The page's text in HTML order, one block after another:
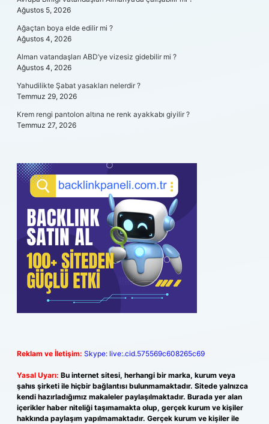
Ağustos 5, 2026
Ağaçtan boya elde edilir mi ?
Ağustos 4, 2026
Alman vatandaşları ABD’ye vizesiz gidebilir mi ?
Ağustos 4, 2026
Yahudilikte Şabat yasakları nelerdir ?
Temmuz 29, 2026
Krem rengi pantolon altına ne renk ayakkabı giyilir ?
Temmuz 27, 2026
Reklam ve İletişim: Skype: live:.cid.575569c608265c69
Yasal Uyarı: Bu internet sitesi, herhangi bir marka, kurum veya
şahıs şirketi ile hiçbir bağlantısı bulunmamaktadır. Sitede yalnızca
kendi hazırladığımız makaleler paylaşılmaktadır. Burada yer alan
içerikler haber niteliği taşımamakta olup, gerçek kurum ve kişiler
hakkında paylaşım yapılmamaktadır. Gerçek kurum ve kişiler ile